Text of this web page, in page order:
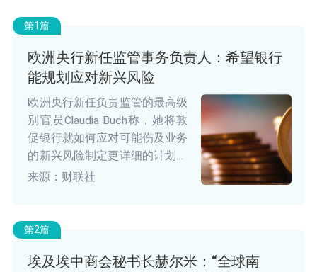
第1篇
欧洲央行新任监管事务负责人：希望银行
能规划应对新兴风险
欧洲央行新任负责监管的最高级
别官员Claudia Buch称，她将敦
促银行就如何应对可能伤及业务
的新兴风险制定更详细的计划。
欧洲央行还敦促银行提高对网络
风险的把握。
来源：财联社
第2篇
埃及埃中商会秘书长赫尔米：“全球南